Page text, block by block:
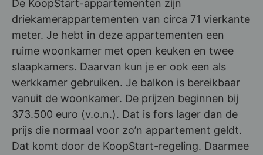
De KoopStart-appartementen zijn
driekamerappartementen van circa 71 vierkante
meter. Je hebt in deze appartementen een
ruime woonkamer met open keuken en twee
slaapkamers. Daarvan kun je er ook een als
werkkamer gebruiken. Je balkon is bereikbaar
vanuit de woonkamer. De prijzen beginnen bij
373.500 euro (v.o.n.). Dat is fors lager dan de
prijs die normaal voor zo’n appartement geldt.
Dat komt door de KoopStart-regeling. Daarmee